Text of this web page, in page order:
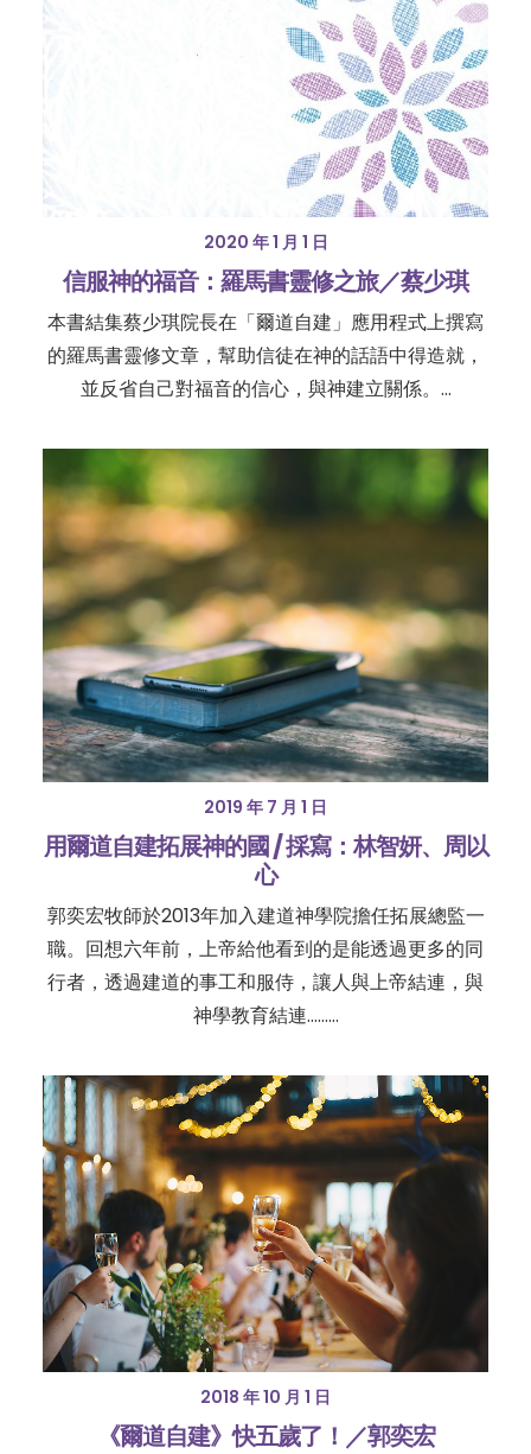
2020 年 1 月 1 日
信服神的福音：羅馬書靈修之旅／蔡少琪
本書結集蔡少琪院長在「爾道自建」應用程式上撰寫
的羅馬書靈修文章，幫助信徒在神的話語中得造就，
並反省自己對福音的信心，與神建立關係。…
2019 年 7 月 1 日
用爾道自建拓展神的國 / 採寫：林智妍、周以
心
郭奕宏牧師於2013年加入建道神學院擔任拓展總監一
職。回想六年前，上帝給他看到的是能透過更多的同
行者，透過建道的事工和服侍，讓人與上帝結連，與
神學教育結連………
2018 年 10 月 1 日
《爾道自建》快五歲了！／郭奕宏